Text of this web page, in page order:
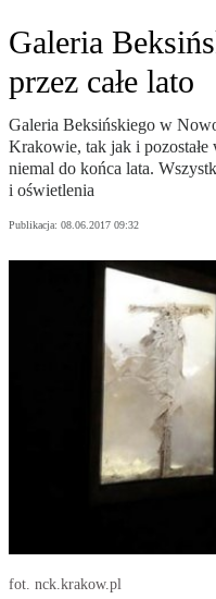
Galeria
przez całe lato
Galeria Beksińskiego w
Krakowie, tak jak i
niemal do końca lata.
i oświetlenia
Publikacja: 08.06.2017 09:32
fot. nck.krakow.pl